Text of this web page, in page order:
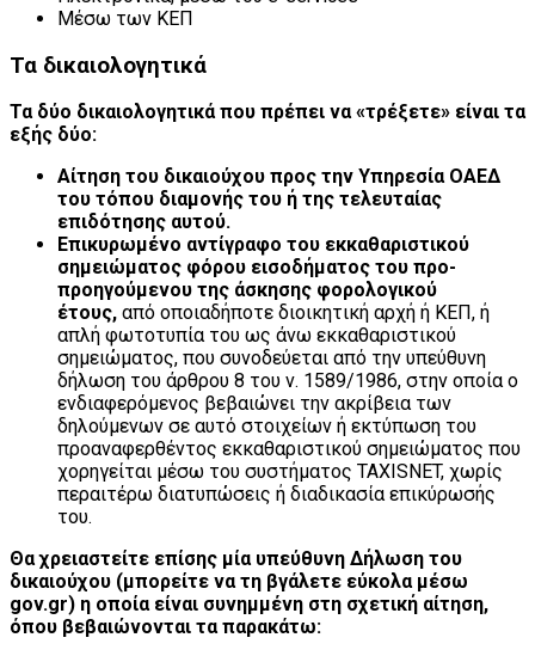
Μέσω των ΚΕΠ
Τα δικαιολογητικά
Τα δύο δικαιολογητικά που πρέπει να «τρέξετε» είναι τα
εξής δύο:
Αίτηση του δικαιούχου προς την Υπηρεσία ΟΑΕΔ
του τόπου διαμονής του ή της τελευταίας
επιδότησης αυτού.
Επικυρωμένο αντίγραφο του εκκαθαριστικού
σημειώματος φόρου εισοδήματος του προ-
προηγούμενου της άσκησης φορολογικού
έτους, από οποιαδήποτε διοικητική αρχή ή ΚΕΠ, ή
απλή φωτοτυπία του ως άνω εκκαθαριστικού
σημειώματος, που συνοδεύεται από την υπεύθυνη
δήλωση του άρθρου 8 του ν. 1589/1986, στην οποία ο
ενδιαφερόμενος βεβαιώνει την ακρίβεια των
δηλούμενων σε αυτό στοιχείων ή εκτύπωση του
προαναφερθέντος εκκαθαριστικού σημειώματος που
χορηγείται μέσω του συστήματος TAXISNET, χωρίς
περαιτέρω διατυπώσεις ή διαδικασία επικύρωσής
του.
Θα χρειαστείτε επίσης μία υπεύθυνη Δήλωση του
δικαιούχου (μπορείτε να τη βγάλετε εύκολα μέσω
gov.gr) η οποία είναι συνημμένη στη σχετική αίτηση,
όπου βεβαιώνονται τα παρακάτω: